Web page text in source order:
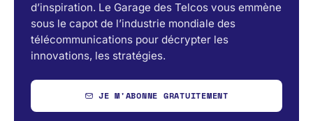
d’inspiration. Le Garage des Telcos vous emmène
sous le capot de l’industrie mondiale des
télécommunications pour décrypter les
innovations, les stratégies.
JE M'ABONNE GRATUITEMENT